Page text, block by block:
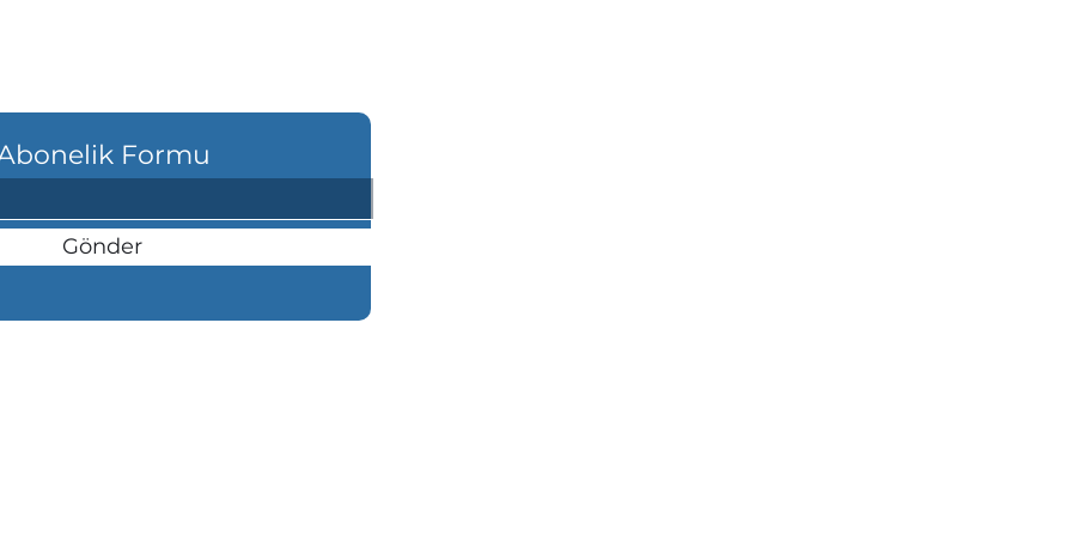
Formu
Gönder